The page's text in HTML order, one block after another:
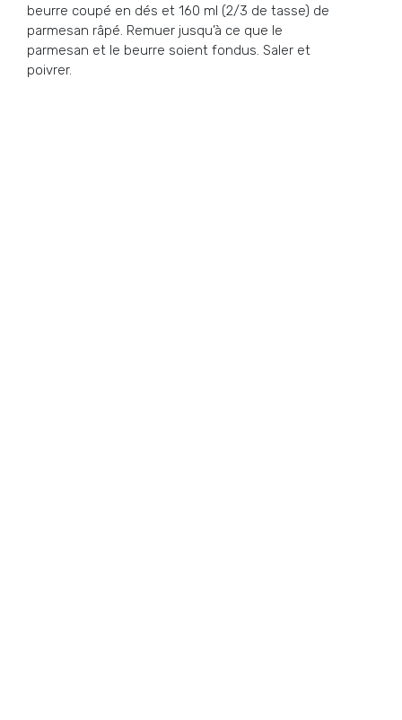
beurre coupé en dés et 160 ml (2/3 de tasse) de
parmesan râpé. Remuer jusqu’à ce que le
parmesan et le beurre soient fondus. Saler et
poivrer.